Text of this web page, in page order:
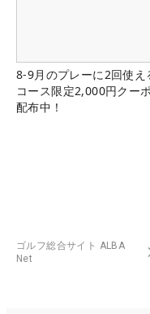
8-9月のプレーに2回使え
コース限定2,000円クー
配布中！
ゴルフ総合サイト ALBA
Net